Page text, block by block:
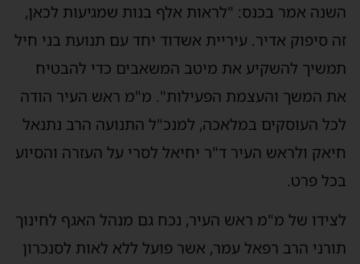
השנה אמר בכנס: "לראות אלף בנות שמגיעות לכאן,
זה סיפוק אדיר. עיריית אשדוד יחד עם תנועת בני חיל
תמשיך להשקיע את מיטב המשאבים כדי להבטיח
את המשך והעצמת הפעילות". מ"מ ראש העיר הודה
לכל העוסקים במלאכה, למנכ"ל התנועה הרב נתנאל
חיאק ולראש העיר ד"ר יחיאל לסרי על העזרה והסיוע
בכל פרט.
לצידו של מ"מ ראש העיר, נכח גם מנהל האגף לחינוך
תורני הרב רפאל עמר, אשר פועל ללא לאות לסנכרון